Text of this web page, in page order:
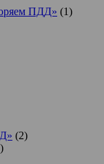
ПДД» (1)
(2)